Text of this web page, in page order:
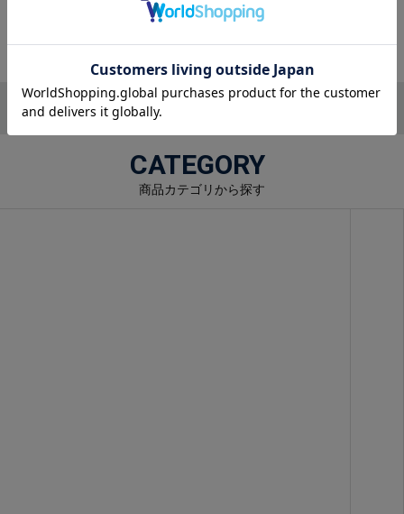
この商品に対するご感想をぜひお寄せください。
レビュー
CATEGORY
商品カテゴリから探す